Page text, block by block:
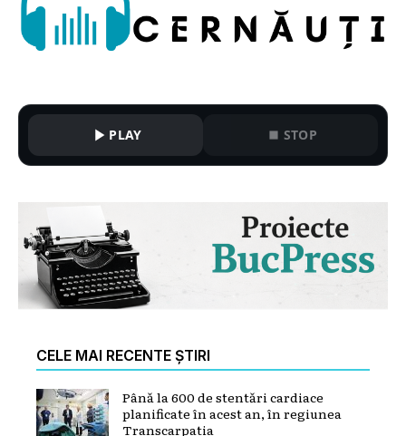
PLAY STOP
CELE MAI RECENTE ȘTIRI
Până la 600 de stentări cardiace
planificate în acest an, în regiunea
Transcarpatia